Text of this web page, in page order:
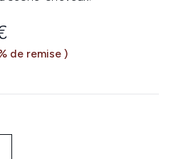
de 5
:
de remise )